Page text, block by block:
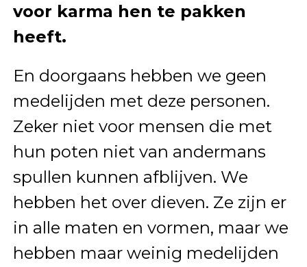
voor karma hen te pakken
heeft.
En doorgaans hebben we geen
medelijden met deze personen.
Zeker niet voor mensen die met
hun poten niet van andermans
spullen kunnen afblijven. We
hebben het over dieven. Ze zijn er
in alle maten en vormen, maar we
hebben maar weinig medelijden